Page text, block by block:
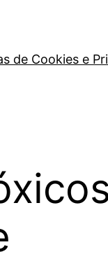
de Cookies e